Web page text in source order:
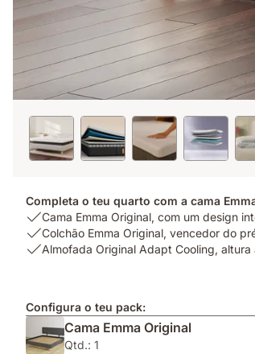
Completa o teu quarto com a cama
USP
1:
Cama
um
design
intemporal
Cama Emma Original, com um design
USP
2:
vencedor
prémio
Colchão Emma Original, vencedor do
USP
Adapt
Cooling,
altura
Almofada Original Adapt Cooling,
Configura o teu pack:
Cama Emma Original
Qtd.: 1